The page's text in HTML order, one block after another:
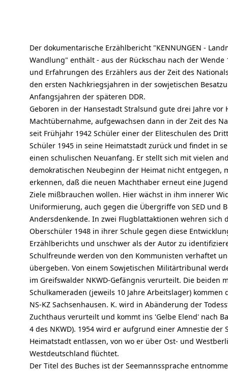
Der dokumentarische Erzählbericht "KENNUNGEN -
Wandlung" enthält - aus der Rückschau nach der Wende
und Erfahrungen des Erzählers aus der Zeit des
den ersten Nachkriegsjahren in der sowjetischen
Anfangsjahren der späteren DDR.
Geboren in der Hansestadt Stralsund gute drei Jahre vor
Machtübernahme, aufgewachsen dann in der Zeit des
seit Frühjahr 1942 Schüler einer der Eliteschulen des
Schüler 1945 in seine Heimatstadt zurück und findet in
einen schulischen Neuanfang. Er stellt sich mit vielen
demokratischen Neubeginn der Heimat nicht entgegen,
erkennen, daß die neuen Machthaber erneut eine
Ziele mißbrauchen wollen. Hier wächst in ihm innerer
Uniformierung, auch gegen die Übergriffe von SED und
Andersdenkende. In zwei Flugblattaktionen wehren sich
Oberschüler 1948 in ihrer Schule gegen diese
Erzählberichts und unschwer als der Autor zu
Schulfreunde werden von den Kommunisten verhaftet
übergeben. Von einem Sowjetischen Militärtribunal
im Greifswalder NKWD-Gefängnis verurteilt. Die beiden
Schulkameraden (jeweils 10 Jahre Arbeitslager) kommen
NS-KZ Sachsenhausen. K. wird in Abänderung der
Zuchthaus verurteilt und kommt ins 'Gelbe Elend' nach
4 des NKWD). 1954 wird er aufgrund einer Amnestie der
Heimatstadt entlassen, von wo er über Ost- und
Westdeutschland flüchtet.
Der Titel des Buches ist der Seemannssprache